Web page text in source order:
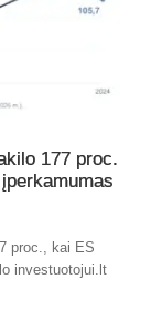
177 proc.
proc., kai ES
investuotojui.lt